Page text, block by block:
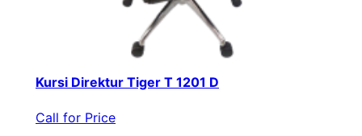
Kursi Direktur Tiger T 1201 D
Call for Price